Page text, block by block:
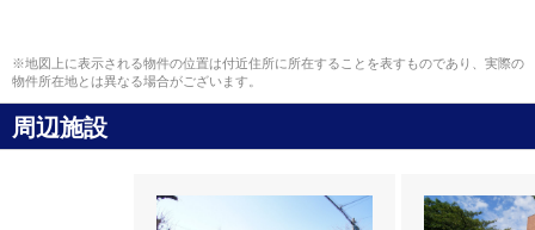
※地図上に表示される物件の位置は付近住所に所在することを表すものであり、実際の
物件所在地とは異なる場合がございます。
周辺施設